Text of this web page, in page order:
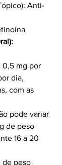
Anti-
0,5 mg por
dia,
com as
pode variar
de peso
16 a 20
de peso